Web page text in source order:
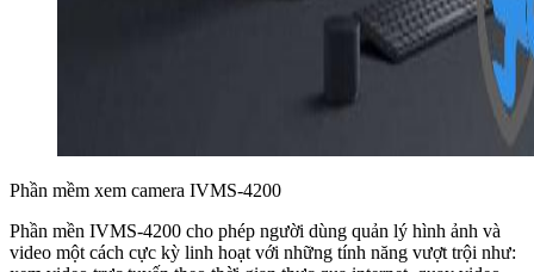
Phần mềm xem camera IVMS-4200
Phần mền IVMS-4200 cho phép người dùng quản lý hình ảnh và
video một cách cực kỳ linh hoạt với những tính năng vượt trội như: